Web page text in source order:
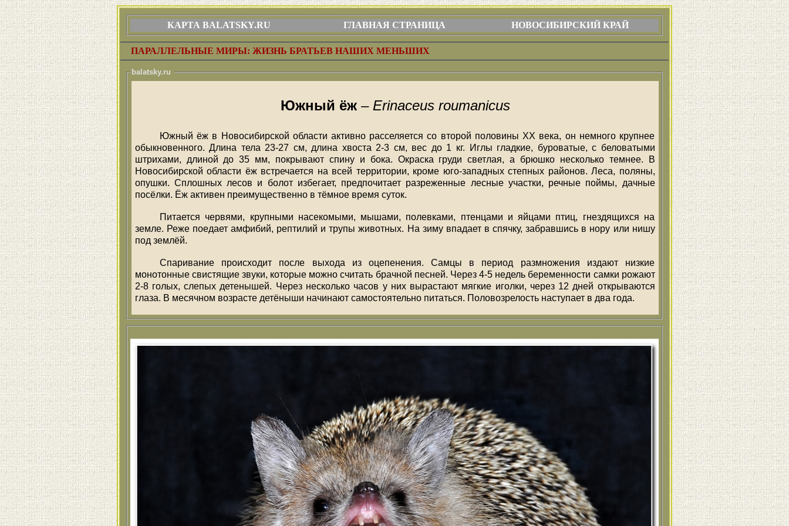
КАРТА BALATSKY.RU ГЛАВНАЯ СТРАНИЦА НОВОСИБИРСКИЙ КРАЙ
ПАРАЛЛЕЛЬНЫЕ МИРЫ: ЖИЗНЬ БРАТЬЕВ НАШИХ МЕНЬШИХ
balatsky.ru
Южный ёж– Erinaceus roumanicus
Южный ёж в Новосибирской области активно расселяется со второй половины XX века, он немного крупнее
обыкновенного. Длина тела 23-27 см, длина хвоста 2-3 см, вес до 1 кг. Иглы гладкие, буроватые, с беловатыми
штрихами, длиной до 35 мм, покрывают спину и бока. Окраска груди светлая, а брюшко несколько темнее. В
Новосибирской области ёж встречается на всей территории, кроме юго-западных степных районов. Леса, поляны,
опушки. Сплошных лесов и болот избегает, предпочитает разреженные лесные участки, речные поймы, дачные
посёлки. Ёж активен преимущественно в тёмное время суток.
Питается червями, крупными насекомыми, мышами, полевками, птенцами и яйцами птиц, гнездящихся на
земле. Реже поедает амфибий, рептилий и трупы животных. На зиму впадает в спячку, забравшись в нору или нишу
под землёй.
Спаривание происходит после выхода из оцепенения. Самцы в период размножения издают низкие
монотонные свистящие звуки, которые можно считать брачной песней. Через 4-5 недель беременности самки рожают
2-8 голых, слепых детенышей. Через несколько часов у них вырастают мягкие иголки, через 12 дней открываются
глаза. В месячном возрасте детёныши начинают самостоятельно питаться. Половозрелость наступает в два года.